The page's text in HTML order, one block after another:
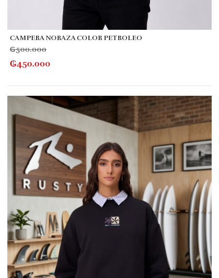
CAMPERA NORAZA COLOR PETROLEO
₲500.000
₲450.000